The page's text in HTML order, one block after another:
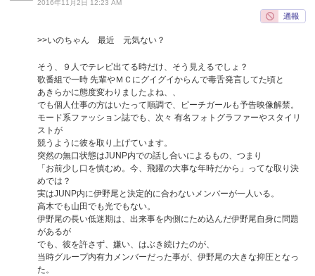
2016年11月2日 12:23 AM
>>いのちゃん 最近 元気ない？
そう、９人でテレビ出てる時だけ、そう見えるでしょ？
歌番組で一時 先輩やＭＣにグイグイからんで毒舌発言してた頃と
あきらかに態度変わりましたよね、、
でも個人仕事の方はいたって順調で、ピーチガールも予告映像解禁。
モード系ファッション誌でも、次々 有名フォトグラファーやスタイリ
ストが
競うように彼を取り上げています。
突然の無口状態はJUNP内での話し合いによるもの、つまり
「お前少し口を慎むめ。今、飛躍の大事な年時だから」ってな取り決
めでは？
実はJUNP内に伊野尾と決定的に合わないメンバーが一人いる。
高木でも山田でも光でもない。
伊野尾の長い低迷期は、出来事を内側にため込んだ伊野尾自身に問題
があるが
でも、彼を許さず、嫌い、はぶき続けたのが、
当時グループ内有力メンバーだった事が、伊野尾の大きな抑圧となっ
た。